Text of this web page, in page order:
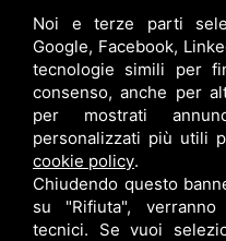
info@bfspa.it
+39 0532 836102
Lavora con noi
Noi e terze parti
Google, Facebook,
tecnologie simili per
consenso, anche per
per mostrati
personalizzati più utili
cookie policy.
Chiudendo questo
su "Rifiuta",
tecnici. Se vuoi